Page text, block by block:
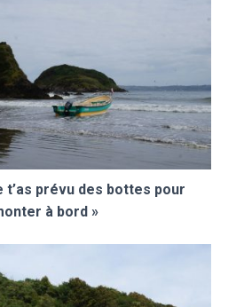
t’as prévu des bottes pour
à bord »